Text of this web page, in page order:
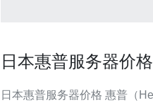
日本惠普服务器价格
日本惠普服务器价格 惠普（Hewlett-Packard）是全球领先